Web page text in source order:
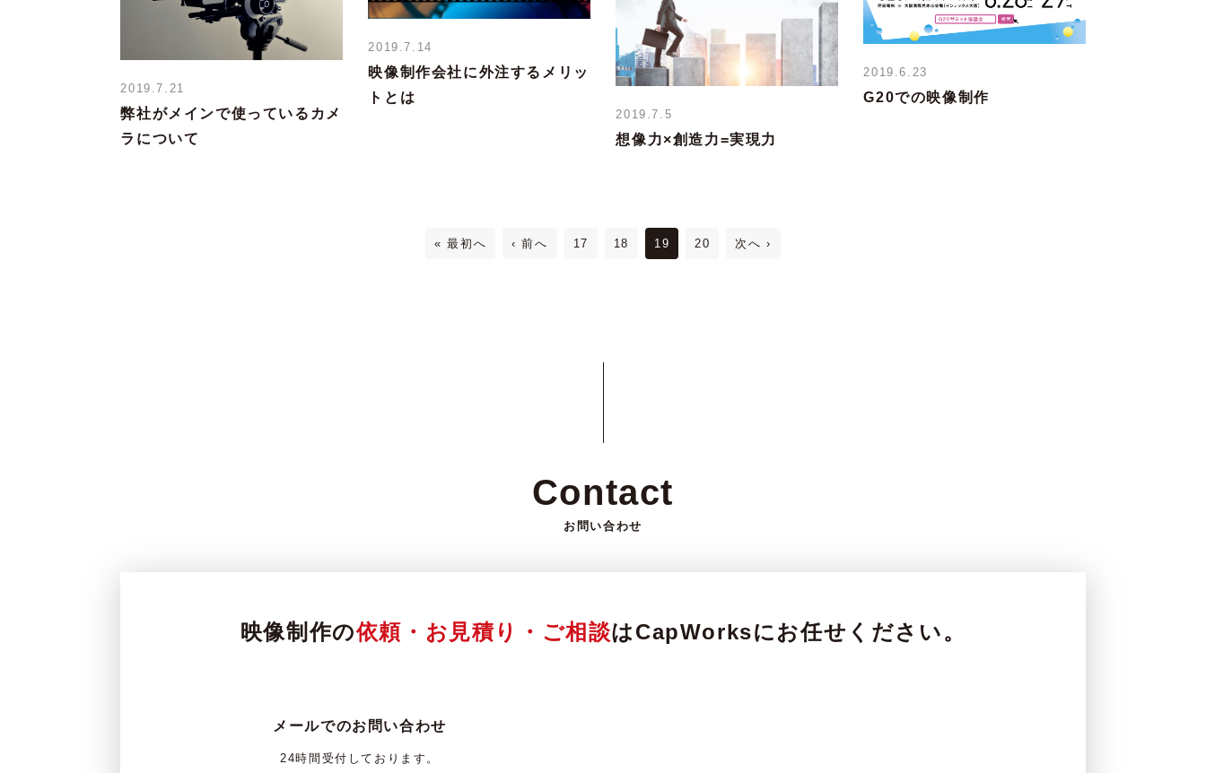
2019.7.21
弊社がメインで使っているカメ
ラについて
2019.7.14
映像制作会社に外注するメリッ
トとは
2019.7.5
想像力×創造力=実現力
2019.6.23
G20での映像制作
« 最初へ ‹ 前へ 17 18 19 20 次へ ›
Contact
お問い合わせ
映像制作の依頼・お見積り・ご相談はCapWorksにお任せください。
メールでのお問い合わせ
24時間受付しております。